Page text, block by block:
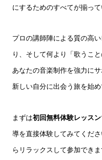
にするためのすべてが揃って
プロの講師陣による質の高
り、そして何より「歌うこ
あなたの音楽制作を強力に
新しい自分に出会う旅を始
まずは初回無料体験レッスン
導を直接体験してみてくだ
らリラックスして参加でき